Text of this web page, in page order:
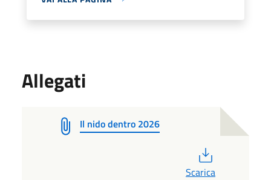
Allegati
Il nido dentro 2026
Scarica